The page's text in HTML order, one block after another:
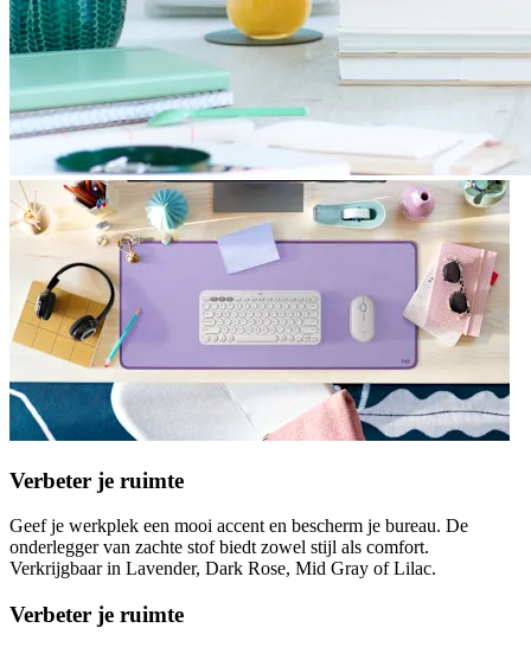
Verbeter je ruimte
Geef je werkplek een mooi accent en bescherm je bureau. De
onderlegger van zachte stof biedt zowel stijl als comfort.
Verkrijgbaar in Lavender, Dark Rose, Mid Gray of Lilac.
Verbeter je ruimte